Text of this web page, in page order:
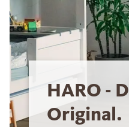
HARO -
Original.